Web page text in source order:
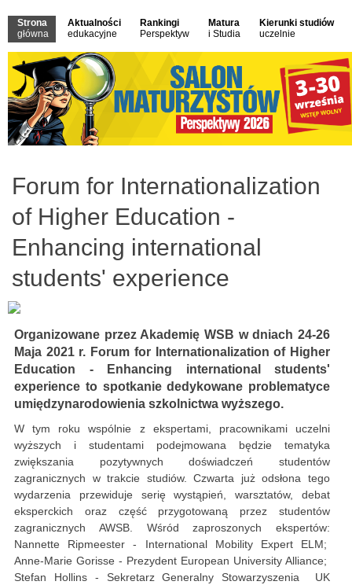
Strona
główna
Aktualności
edukacyjne
Rankingi
Perspektyw
Matura
i Studia
Kierunki studiów
uczelnie
Forum for Internationalization
of Higher Education -
Enhancing international
students' experience
Organizowane przez Akademię WSB w dniach 24-26
Maja 2021 r. Forum for Internationalization of Higher
Education - Enhancing international students'
experience to spotkanie dedykowane problematyce
umiędzynarodowienia szkolnictwa wyższego.
W tym roku wspólnie z ekspertami, pracownikami uczelni
wyższych i studentami podejmowana będzie tematyka
zwiększania pozytywnych doświadczeń studentów
zagranicznych w trakcie studiów. Czwarta już odsłona tego
wydarzenia przewiduje serię wystąpień, warsztatów, debat
eksperckich oraz część przygotowaną przez studentów
zagranicznych AWSB. Wśród zaproszonych ekspertów:
Nannette Ripmeester - International Mobility Expert ELM;
Anne-Marie Gorisse - Prezydent European University Alliance;
Stefan Hollins - Sekretarz Generalny Stowarzyszenia UK